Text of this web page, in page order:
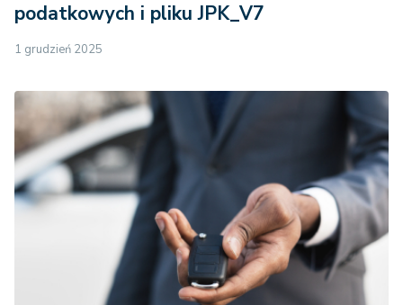
podatkowych i pliku JPK_V7
1 grudzień 2025